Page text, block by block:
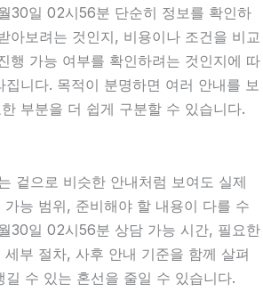
30일 02시56분 단순히 정보를 확인하
아보려는 것인지, 비용이나 조건을 비교
행 가능 여부를 확인하려는 것인지에 따
니다. 목적이 분명하면 여러 안내를 보
부분을 더 쉽게 구분할 수 있습니다.
겉으로 비슷한 안내처럼 보여도 실제
능 범위, 준비해야 할 내용이 다를 수
30일 02시56분 상담 가능 시간, 필요한
부 절차, 사후 안내 기준을 함께 살펴
길 수 있는 혼선을 줄일 수 있습니다.